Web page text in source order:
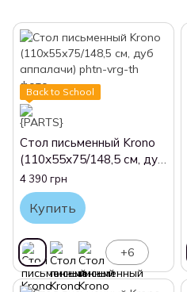
Back to School
Стол письменный Krono
(110х55х75/148,5 см, дуб
аппалачи)
4 390 грн
Купить
+6